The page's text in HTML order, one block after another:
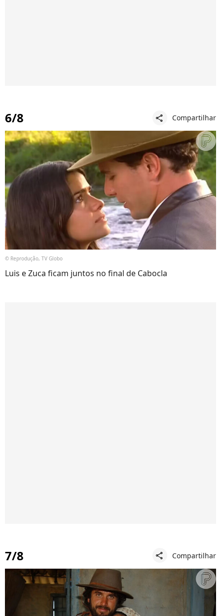
6/8 share Compartilhar
© Reprodução, TV Globo
Luis e Zuca ficam juntos no final de Cabocla
7/8 share Compartilhar